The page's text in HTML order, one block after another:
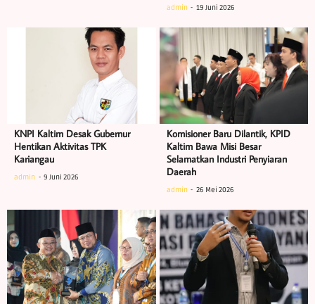
admin 19 Juni 2026
KNPI Kaltim Desak Gubernur
Hentikan Aktivitas TPK
Kariangau
admin 9 Juni 2026
Komisioner Baru Dilantik, KPID
Kaltim Bawa Misi Besar
Selamatkan Industri Penyiaran
Daerah
admin 26 Mei 2026